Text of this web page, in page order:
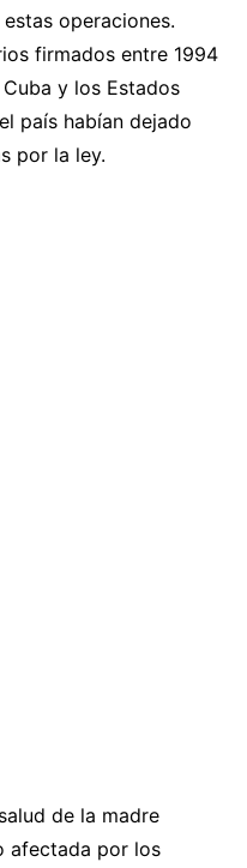
operaciones.
firmados entre 1994
y los Estados
país habían dejado
por la ley.
de la madre
afectada por los